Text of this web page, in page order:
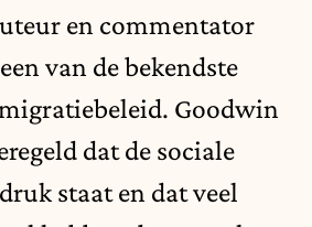
en commentator
van de bekendste
Goodwin
dat de sociale
staat en dat veel